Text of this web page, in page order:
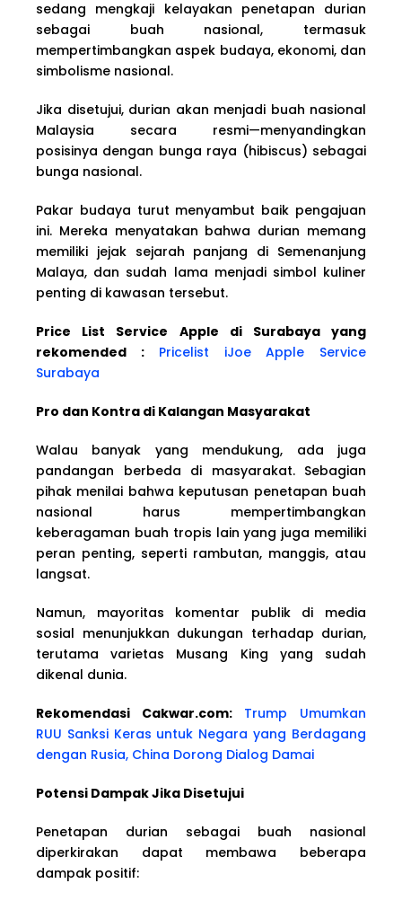
sedang mengkaji kelayakan penetapan durian
sebagai buah nasional, termasuk
mempertimbangkan aspek budaya, ekonomi, dan
simbolisme nasional.
Jika disetujui, durian akan menjadi buah nasional
Malaysia secara resmi—menyandingkan
posisinya dengan bunga raya (hibiscus) sebagai
bunga nasional.
Pakar budaya turut menyambut baik pengajuan
ini. Mereka menyatakan bahwa durian memang
memiliki jejak sejarah panjang di Semenanjung
Malaya, dan sudah lama menjadi simbol kuliner
penting di kawasan tersebut.
Price List Service Apple di Surabaya yang
rekomended :
Pricelist iJoe Apple Service
Surabaya
Pro dan Kontra di Kalangan Masyarakat
Walau banyak yang mendukung, ada juga
pandangan berbeda di masyarakat. Sebagian
pihak menilai bahwa keputusan penetapan buah
nasional harus mempertimbangkan
keberagaman buah tropis lain yang juga memiliki
peran penting, seperti rambutan, manggis, atau
langsat.
Namun, mayoritas komentar publik di media
sosial menunjukkan dukungan terhadap durian,
terutama varietas Musang King yang sudah
dikenal dunia.
Rekomendasi Cakwar.com: Trump Umumkan
RUU Sanksi Keras untuk Negara yang Berdagang
dengan Rusia, China Dorong Dialog Damai
Potensi Dampak Jika Disetujui
Penetapan durian sebagai buah nasional
diperkirakan dapat membawa beberapa
dampak positif: